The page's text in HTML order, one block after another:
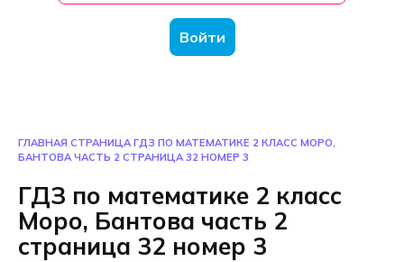
Войти
ГЛАВНАЯ СТРАНИЦА ГДЗ ПО МАТЕМАТИКЕ 2 КЛАСС МОРО,
БАНТОВА ЧАСТЬ 2 СТРАНИЦА 32 НОМЕР 3
ГДЗ по математике 2 класс
Моро, Бантова часть 2
страница 32 номер 3